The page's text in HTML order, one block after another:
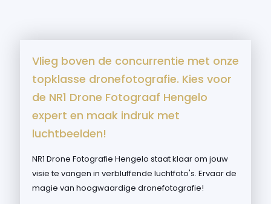
Vlieg boven de concurrentie met onze
topklasse dronefotografie. Kies voor
de NR1 Drone Fotograaf Hengelo
expert en maak indruk met
luchtbeelden!
NR1 Drone Fotografie Hengelo staat klaar om jouw
visie te vangen in verbluffende luchtfoto's. Ervaar de
magie van hoogwaardige dronefotografie!